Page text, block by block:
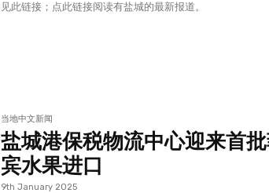
见此链接；点此链接阅读有盐城的最新报道。
当地中文新闻
盐城港保税物流中心迎来首
宾水果进口
9th January 2025